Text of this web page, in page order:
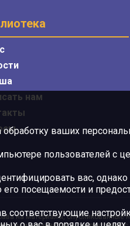
нам
на материалы,
обработку ваших
пользователей с
вас,
посещаемости и